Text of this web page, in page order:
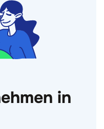
in